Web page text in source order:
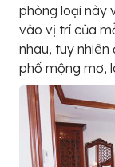
phòng loại này
vào vị trí của
nhau, tuy nhiên
phố mộng mơ,